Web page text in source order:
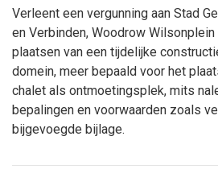
Verleent een vergunning aan Stad
en Verbinden, Woodrow
plaatsen van een tijdelijke
domein, meer bepaald voor het
chalet als ontmoetingsplek, mits
bepalingen en voorwaarden zoals
bijgevoegde bijlage.